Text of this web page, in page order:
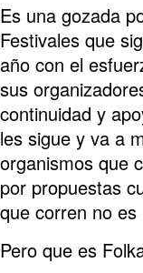
Es una gozada
Festivales que
año con el
sus
continuidad y
les sigue y va a
organismos que
por propuestas
que corren no
Pero que es